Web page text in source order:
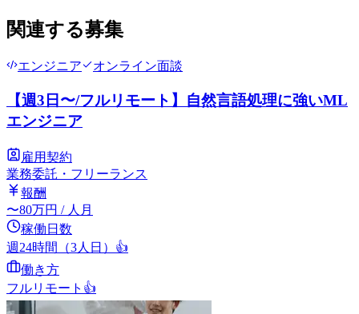
関連する募集
エンジニア オンライン面談
【週3日〜/フルリモート】自然言語処理に強いML
エンジニア
雇用契約
業務委託・フリーランス
報酬
〜80万円 / 人月
稼働日数
週24時間（3人日） 👍
働き方
フルリモート 👍